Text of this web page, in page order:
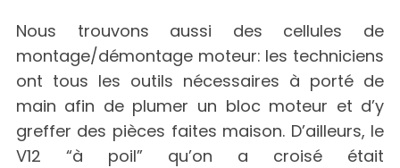
Nous trouvons aussi des cellules de
montage/démontage moteur: les techniciens
ont tous les outils nécessaires à porté de
main afin de plumer un bloc moteur et d’y
greffer des pièces faites maison. D’ailleurs, le
V12 “à poil” qu’on a croisé était